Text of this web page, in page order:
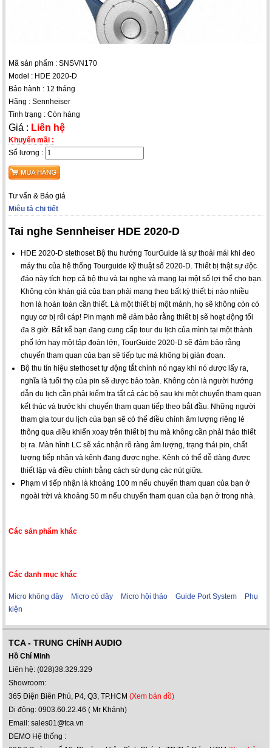
Mã sản phẩm : SNSVN170
Model : HDE 2020-D
Bảo hành : 12 tháng
Hãng : Sennheiser
Tình trạng : Còn hàng
Giá : Liên hệ
Khuyến mãi :
Số lương :
Tư vấn & Báo giá
Miêu tả chi tiết
Tai nghe Sennheiser HDE 2020-D
HDE 2020-D stethoset Bộ thu hướng TourGuide là sự thoải mái khi đeo
máy thu của hệ thống Tourguide kỹ thuật số 2020-D. Thiết bị thật sự độc
đáo này tích hợp cả bộ thu và tai nghe và mang lại một số lợi thế cho bạn.
Không còn khán giả của bạn phải mang theo bất kỳ thiết bị nào nhiều
hơn là hoàn toàn cần thiết. Là một thiết bị một mảnh, họ sẽ không còn có
nguy cơ bị rối cáp! Pin mạnh mẽ đảm bảo rằng thiết bị sẽ hoạt động tối
đa 8 giờ. Bất kể bạn đang cung cấp tour du lịch của mình tại một thành
phố lớn hay một tập đoàn lớn, TourGuide 2020-D sẽ đảm bảo rằng
chuyến tham quan của bạn sẽ tiếp tục mà không bị gián đoạn.
Bộ thu tín hiệu stethoset tự động tắt chính nó ngay khi nó được lấy ra,
nghĩa là tuổi thọ của pin sẽ được bảo toàn. Không còn là người hướng
dẫn du lịch cần phải kiểm tra tất cả các bộ sau khi một chuyến tham quan
kết thúc và trước khi chuyến tham quan tiếp theo bắt đầu. Những người
tham gia tour du lịch của bạn sẽ có thể điều chỉnh âm lượng riêng lẻ
thông qua điều khiển xoay trên thiết bị thu mà không cần phải tháo thiết
bị ra. Màn hình LC sẽ xác nhận rõ ràng âm lượng, trạng thái pin, chất
lượng tiếp nhận và kênh đang được nghe. Kênh có thể dễ dàng được
thiết lập và điều chỉnh bằng cách sử dụng các nút giữa.
Phạm vi tiếp nhận là khoảng 100 m nếu chuyến tham quan của bạn ở
ngoài trời và khoảng 50 m nếu chuyến tham quan của bạn ở trong nhà.
Các sản phẩm khác
Các danh mục khác
Micro không dây Micro có dây Micro hội thảo Guide Port System
Phụ
kiện
TCA - TRUNG CHÍNH AUDIO
Hồ Chí Minh
Liên hệ: (028)38.329.329
Showroom:
365 Điện Biên Phủ, P4, Q3, TP.HCM(Xem bản đồ)
Di động: 0903.60.22.46 ( Mr Khánh)
Email: sales01@tca.vn
DEMO Hệ thống :